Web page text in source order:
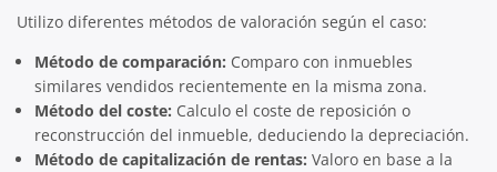
Utilizo diferentes métodos de valoración según el caso:
Método de comparación: Comparo con inmuebles
similares vendidos recientemente en la misma zona.
Método del coste: Calculo el coste de reposición o
reconstrucción del inmueble, deduciendo la depreciación.
Método de capitalización de rentas: Valoro en base a la